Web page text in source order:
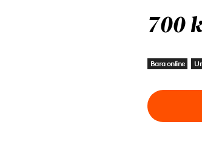
700
Bara online